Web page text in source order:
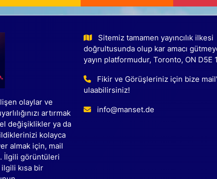
olaylar ve
artırmak
değişiklikler ya da
kolayca
almak için, mail
İlgili görüntüleri
kısa bir
Sitemiz tamamen yayıncılık ilkesi
doğrultusunda olup kar amacı
yayın platformudur, Toronto, ON D5E
Fikir ve Görüşleriniz için bize
ulaabilirsiniz!
info@manset.de